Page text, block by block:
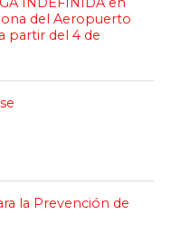
del Aeropuerto
partir del 4 de
la Prevención de